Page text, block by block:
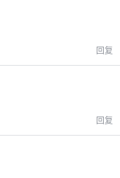
回复
回复